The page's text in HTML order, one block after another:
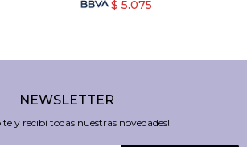
$ 5.075
NEWSLETTER
y recibí todas nuestras novedades!